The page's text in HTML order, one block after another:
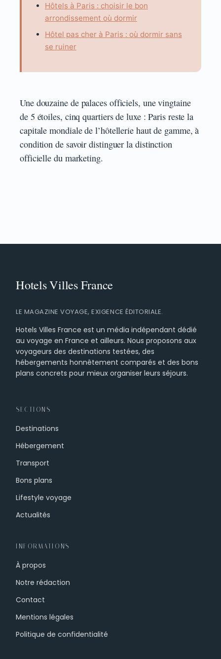
Hôtels à Paris : choisir le bon
arrondissement où dormir
Hôtel pas cher à Paris : où dormir sans
se ruiner
Une douzaine de palaces officiels, une vingtaine
de 5 étoiles, cinq quartiers de luxe : Paris reste la
capitale mondiale de l’hôtellerie haut de gamme, à
condition de savoir distinguer la distinction
officielle du marketing.
LE MAGAZINE VOYAGE, EXIGENCE ÉDITORIALE.
Hotels Villes France est un média indépendant dédié
au voyage en France et ailleurs. Nous proposons aux
voyageurs des destinations testées, des
hébergements honnêtement comparés et des bons
plans concrets pour mieux organiser leurs séjours.
SECTIONS
Destinations
Hébergement
Transport
Bons plans
Lifestyle voyage
Actualités
INFORMATIONS
À propos
Notre rédaction
Contact
Mentions légales
Politique de confidentialité